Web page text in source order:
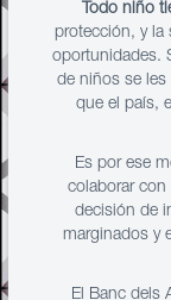
Todo niño
protección, y la
oportunidades.
de niños se les
que el país,
Es por ese
colaborar
decisión de
marginados y
El Banc dels